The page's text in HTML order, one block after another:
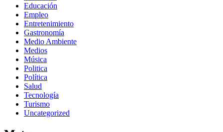
Educación
Empleo
Entretenimiento
Gastronomía
Medio Ambiente
Medios
Música
Politica
Política
Salud
Tecnología
Turismo
Uncategorized